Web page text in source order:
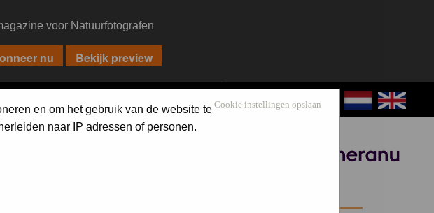
voor Natuurfotografen
Cookie instellingen opslaan
en om het gebruik van de website te
naar IP adressen of personen.